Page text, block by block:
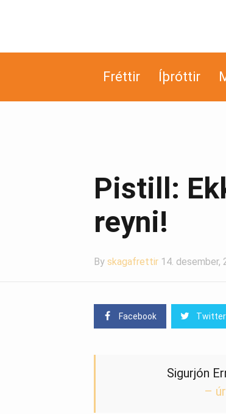
Fréttir Íþróttir
Pistill:
reyni!
By skagafrettir 14. desember,
Facebook Twitter
Sigurjón
–